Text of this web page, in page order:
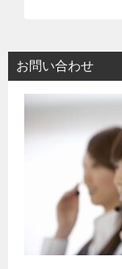
お問い合わせ